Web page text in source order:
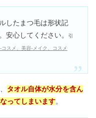
したまつ毛は形状記
安心してください。
引
スメ、美容-メイク、コスメ
タオル自体が水分を含ん
ってしまいます。